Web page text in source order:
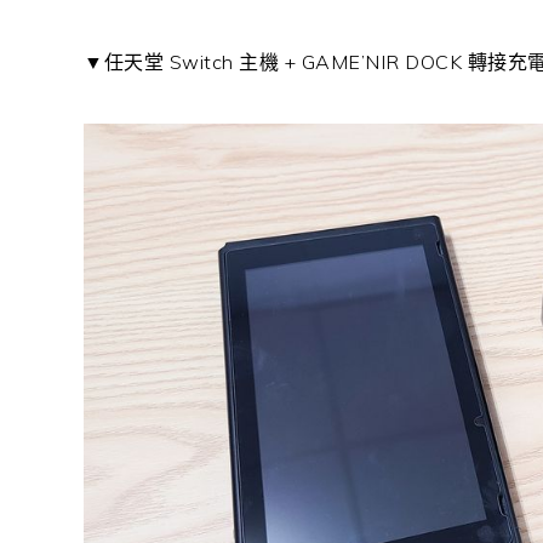
▼任天堂 Switch 主機 + GAME’NIR DOCK 轉接充